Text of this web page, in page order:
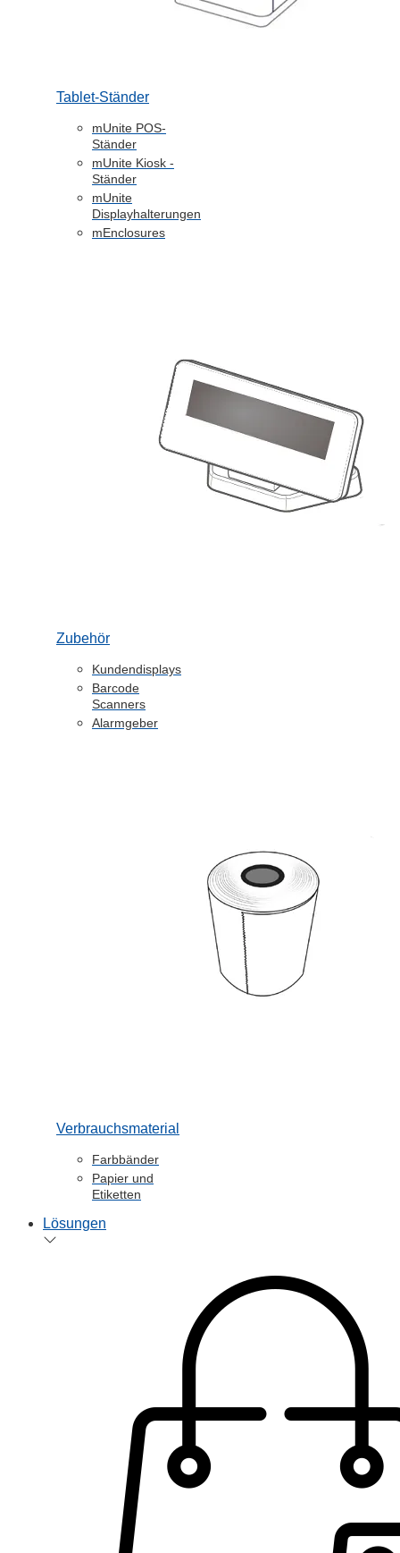
Tablet-Ständer
mUnite POS-
Ständer
mUnite Kiosk -
Ständer
mUnite
Displayhalterungen
mEnclosures
Zubehör
Kundendisplays
Barcode
Scanners
Alarmgeber
Verbrauchsmaterial
Farbbänder
Papier und
Etiketten
Lösungen